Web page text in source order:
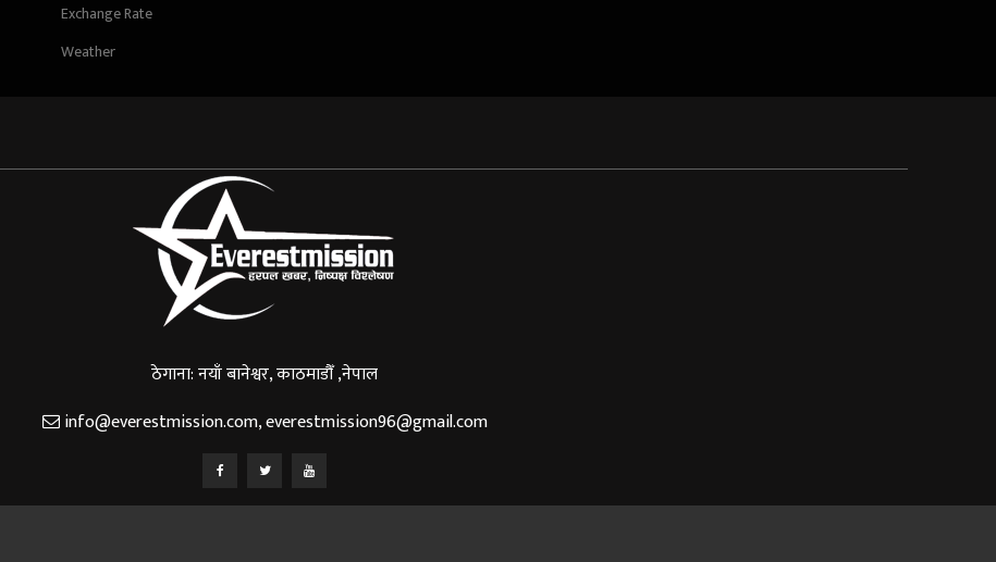
Exchange Rate
Weather
ठेगाना: नयाँ बानेश्वर, काठमाडौँ ,नेपाल
info@everestmission.com,everestmission96@gmail.com